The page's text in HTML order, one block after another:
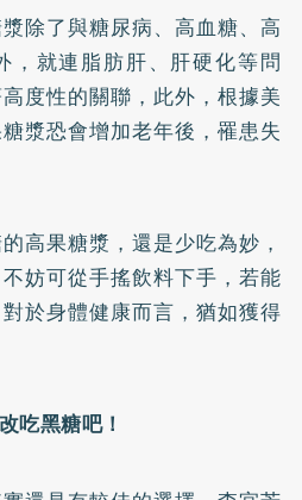
除了與糖尿病、高血糖、 高
，就連脂肪肝、肝硬化等問
度性的關聯，此外，根據美
漿恐會增加老年後，罹患失
高果糖漿，還是少吃為妙，
妨可從手搖飲料下手，若能
於身體健康而言，猶如獲得
吃黑糖吧！